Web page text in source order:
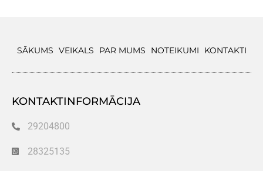
SĀKUMS VEIKALS PAR MUMS NOTEIKUMI KONTAKTI
KONTAKTINFORMĀCIJA
29204800
28325135